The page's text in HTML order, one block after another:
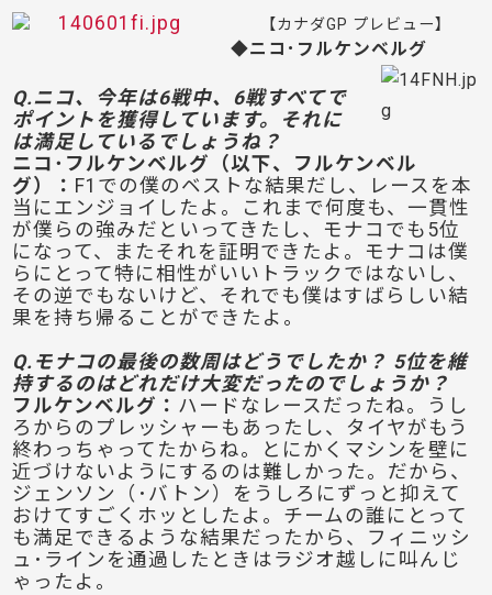
【カナダGP プレビュー】
◆ニコ･フルケンベルグ
Q.ニコ、今年は6戦中、6戦すべてで
ポイントを獲得しています。それに
は満足しているでしょうね？
ニコ･フルケンベルグ（以下、フルケンベル
グ）： F1での僕のベストな結果だし、レースを本
当にエンジョイしたよ。これまで何度も、一貫性
が僕らの強みだといってきたし、モナコでも5位
になって、またそれを証明できたよ。モナコは僕
らにとって特に相性がいいトラックではないし、
その逆でもないけど、それでも僕はすばらしい結
果を持ち帰ることができたよ。
Q.モナコの最後の数周はどうでしたか？ 5位を維
持するのはどれだけ大変だったのでしょうか？
フルケンベルグ： ハードなレースだったね。うし
ろからのプレッシャーもあったし、タイヤがもう
終わっちゃってたからね。とにかくマシンを壁に
近づけないようにするのは難しかった。だから、
ジェンソン（･バトン）をうしろにずっと抑えて
おけてすごくホッとしたよ。チームの誰にとって
も満足できるような結果だったから、フィニッシ
ュ･ラインを通過したときはラジオ越しに叫んじ
ゃったよ。